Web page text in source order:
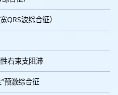
QRS波综合征）
右束支阻滞
预激综合征